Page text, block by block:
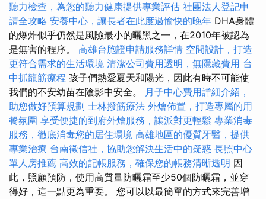
聽力檢查，為您的聽力健康提供專業評估 社團法人登記申
請全攻略 安養中心，讓長者在此度過愉快的晚年 DHA身體
的爆炸似乎仍然是風險最小的曬黑之一，在2010年被認為
是無害的程序。 高雄台胞證申請服務詳情 空間設計，打造
更符合需求的生活環境 清潔公司費用透明，無隱藏費用 台
中抓龍筋療程 孩子們熱愛夏天和陽光，因此有時不可能使
我們的不安幼苗在陰影中安全。 月子中心費用詳細介紹，
助您做好預算規劃 士林撥筋療法 外燴佈置，打造專屬的用
餐氛圍 享受便捷的到府外燴服務，讓派對更輕鬆 專業消毒
服務，徹底消毒您的居住環境 高雄地區的優質牙醫，提供
專業治療 台南徵信社，協助您解決生活中的疑惑 長照中心
單人房推薦 高效的記帳服務，確保您的帳務清晰透明 因
此，照顧預防，使用高質量防曬霜至少50個防曬霜，並穿
得好，這一點更為重要。 您可以以最簡單的方式來完善增